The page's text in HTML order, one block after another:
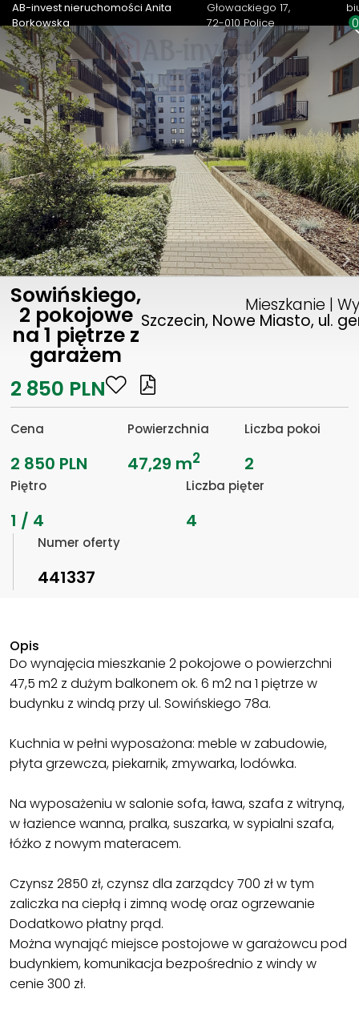
AB-invest nieruchomości Anita
Borkowska
Głowackiego 17
72-010 Police
0
Sowińskiego,
2 pokojowe
na 1 piętrze z
garażem
Mieszkanie |
Szczecin, Nowe Miasto, ul.
2 850 PLN
Cena
2 850 PLN
Powierzchnia
47,29 m2
Liczba pokoi
2
Piętro
1 / 4
Liczba pięter
4
Numer oferty
441337
Opis
Do wynajęcia mieszkanie 2 pokojowe o powierzchni
47,5 m2 z dużym balkonem ok. 6 m2 na 1 piętrze w
budynku z windą przy ul. Sowińskiego 78a.
Kuchnia w pełni wyposażona: meble w zabudowie,
płyta grzewcza, piekarnik, zmywarka, lodówka.
Na wyposażeniu w salonie sofa, ława, szafa z witryną,
w łazience wanna, pralka, suszarka, w sypialni szafa,
łóżko z nowym materacem.
Czynsz 2850 zł, czynsz dla zarządcy 700 zł w tym
zaliczka na ciepłą i zimną wodę oraz ogrzewanie
Dodatkowo płatny prąd.
Można wynająć miejsce postojowe w garażowcu pod
budynkiem, komunikacja bezpośrednio z windy w
cenie 300 zł.